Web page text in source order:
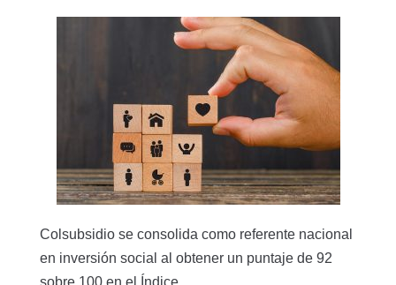
Colsubsidio se consolida como referente nacional
en inversión social al obtener un puntaje de 92
sobre 100 en el Índice...